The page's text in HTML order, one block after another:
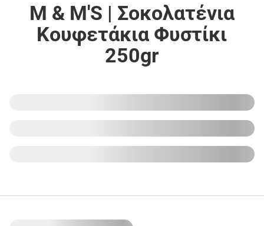
M & M'S | Σοκολατένια
Κουφετάκια Φυστίκι
250gr